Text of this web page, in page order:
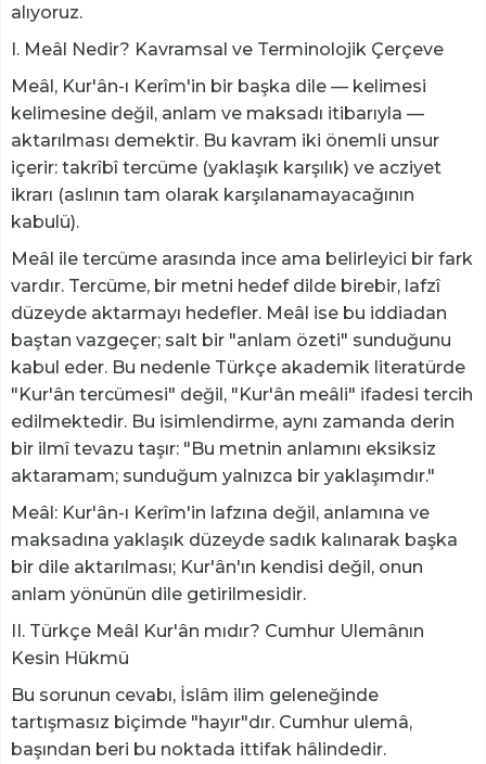
alıyoruz.
I. Meâl Nedir? Kavramsal ve Terminolojik Çerçeve
Meâl, Kur'ân-ı Kerîm'in bir başka dile — kelimesi
kelimesine değil, anlam ve maksadı itibarıyla —
aktarılması demektir. Bu kavram iki önemli unsur
içerir: takrîbî tercüme (yaklaşık karşılık) ve acziyet
ikrarı (aslının tam olarak karşılanamayacağının
kabulü).
Meâl ile tercüme arasında ince ama belirleyici bir fark
vardır. Tercüme, bir metni hedef dilde birebir, lafzî
düzeyde aktarmayı hedefler. Meâl ise bu iddiadan
baştan vazgeçer; salt bir "anlam özeti" sunduğunu
kabul eder. Bu nedenle Türkçe akademik literatürde
"Kur'ân tercümesi" değil, "Kur'ân meâli" ifadesi tercih
edilmektedir. Bu isimlendirme, aynı zamanda derin
bir ilmî tevazu taşır: "Bu metnin anlamını eksiksiz
aktaramam; sunduğum yalnızca bir yaklaşımdır."
Meâl: Kur'ân-ı Kerîm'in lafzına değil, anlamına ve
maksadına yaklaşık düzeyde sadık kalınarak başka
bir dile aktarılması; Kur'ân'ın kendisi değil, onun
anlam yönünün dile getirilmesidir.
II. Türkçe Meâl Kur'ân mıdır? Cumhur Ulemânın
Kesin Hükmü
Bu sorunun cevabı, İslâm ilim geleneğinde
tartışmasız biçimde "hayır"dır. Cumhur ulemâ,
başından beri bu noktada ittifak hâlindedir.